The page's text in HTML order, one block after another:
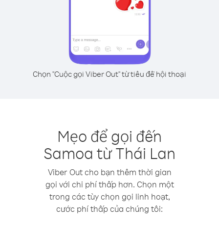
Chọn "Cuộc gọi Viber Out" từ tiêu đề hội thoại
Mẹo để gọi đến
Samoa từ Thái Lan
Viber Out cho bạn thêm thời gian
gọi với chi phí thấp hơn. Chọn một
trong các tùy chọn gọi linh hoạt,
cước phí thấp của chúng tôi: